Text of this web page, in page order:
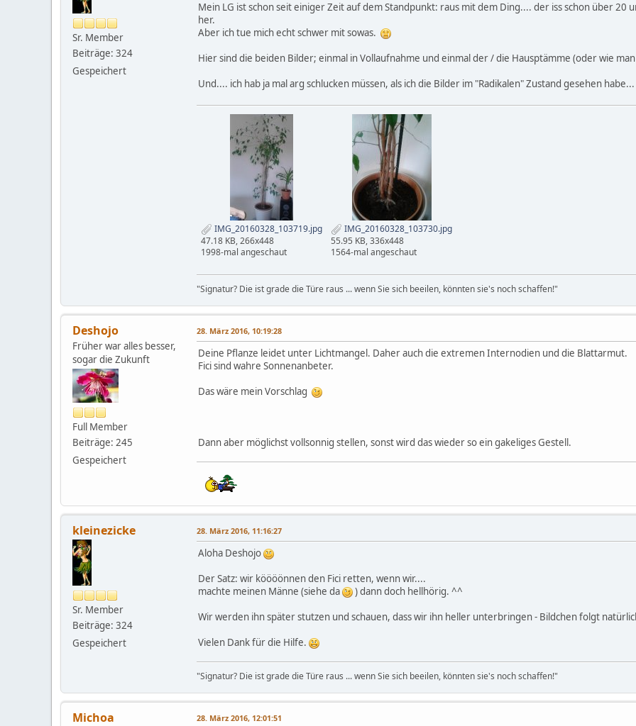
Sr. Member
Beiträge: 324
Gespeichert
Mein LG ist schon seit einiger Zeit auf dem Standpunkt: raus mit dem Ding.... der iss schon über
her.
Aber ich tue mich echt schwer mit sowas.
Hier sind die beiden Bilder; einmal in Vollaufnahme und einmal der / die Hausptämme (oder wie
Und.... ich hab ja mal arg schlucken müssen, als ich die Bilder im "Radikalen" Zustand gesehen
IMG_20160328_103719.jpg
47.18 KB, 266x448
1998-mal angeschaut
IMG_20160328_103730.jpg
55.95 KB, 336x448
1564-mal angeschaut
"Signatur? Die ist grade die Türe raus ... wenn Sie sich beeilen, könnten sie's noch schaffen!"
Deshojo
Früher war alles besser,
sogar die Zukunft
Full Member
Beiträge: 245
Gespeichert
28. März 2016, 10:19:28
Deine Pflanze leidet unter Lichtmangel. Daher auch die extremen Internodien und die Blattarmut.
Fici sind wahre Sonnenanbeter.
Das wäre mein Vorschlag
Dann aber möglichst vollsonnig stellen, sonst wird das wieder so ein gakeliges Gestell.
kleinezicke
Sr. Member
Beiträge: 324
Gespeichert
28. März 2016, 11:16:27
Aloha Deshojo
Der Satz: wir köööönnen den Fici retten, wenn wir....
machte meinen Männe (siehe da
) dann doch hellhörig. ^^
Wir werden ihn später stutzen und schauen, dass wir ihn heller unterbringen - Bildchen folgt
Vielen Dank für die Hilfe.
"Signatur? Die ist grade die Türe raus ... wenn Sie sich beeilen, könnten sie's noch schaffen!"
Michoa 28. März 2016, 12:01:51